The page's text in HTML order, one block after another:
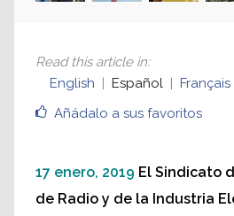
Añádalo a sus favoritos
Read this article in:
English
Español Français
17 enero, 2019 El Sindicato
de Radio y de la Industria